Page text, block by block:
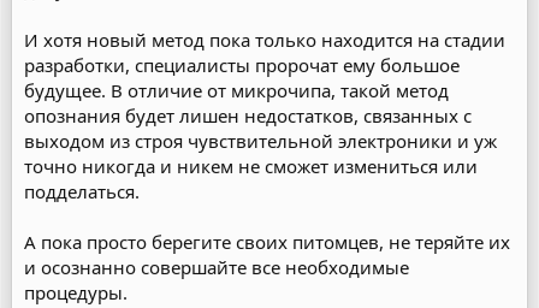
И хотя новый метод пока только находится на стадии
разработки, специалисты пророчат ему большое
будущее. В отличие от микрочипа, такой метод
опознания будет лишен недостатков, связанных с
выходом из строя чувствительной электроники и уж
точно никогда и никем не сможет измениться или
подделаться.
А пока просто берегите своих питомцев, не теряйте их
и осознанно совершайте все необходимые
процедуры.